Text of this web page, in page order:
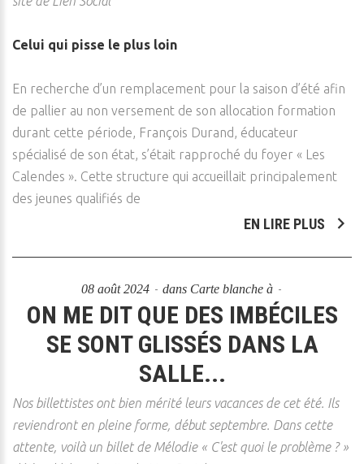
Celui qui pisse le plus loin
En recherche d’un remplacement pour la saison d’été afin
de pallier au non versement de son allocation formation
durant cette période, François Durand, éducateur
spécialisé de son état, s’était rapproché du foyer « Les
Calendes ». Cette structure qui accueillait principalement
des jeunes qualifiés de
EN LIRE PLUS
08 août 2024 dans Carte blanche à
ON ME DIT QUE DES IMBÉCILES
SE SONT GLISSÉS DANS LA
SALLE...
Nos billettistes ont bien mérité leurs vacances de cet été. Ils
reviendront en pleine forme, début septembre. Dans cette
attente, voilà un billet de Mélodie « C'est quoi le problème ? »